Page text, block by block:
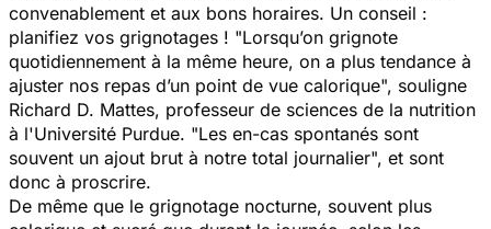
convenablement et aux bons horaires. Un conseil :
planifiez vos grignotages ! "Lorsqu’on grignote
quotidiennement à la même heure, on a plus tendance à
ajuster nos repas d’un point de vue calorique", souligne
Richard D. Mattes, professeur de sciences de la nutrition
à l'Université Purdue. "Les en-cas spontanés sont
souvent un ajout brut à notre total journalier", et sont
donc à proscrire.
De même que le grignotage nocturne, souvent plus